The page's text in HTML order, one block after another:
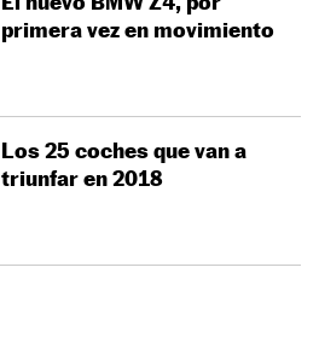
primera vez en movimiento
Los 25 coches que van a
triunfar en 2018